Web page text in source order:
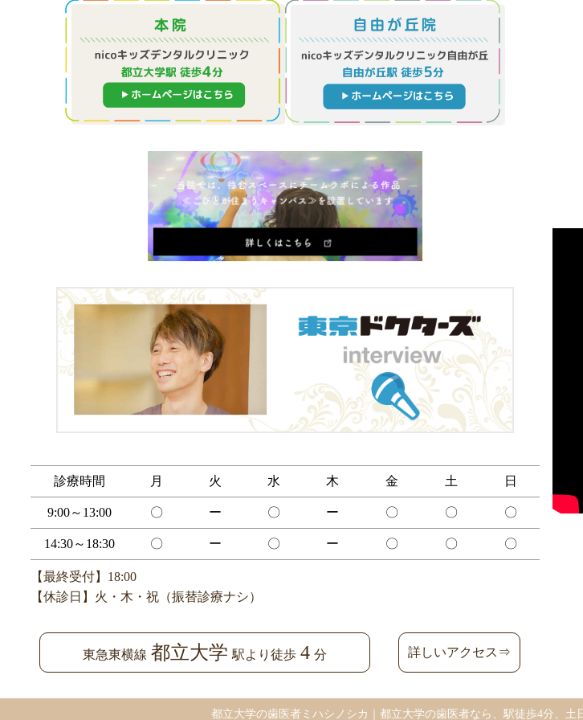
診療時間 月 火 水 木 金 土 日
9:00～13:00 〇 ー 〇 ー 〇 〇 〇
14:30～18:30 〇 ー 〇 ー 〇 〇 〇
【最終受付】18:00
【休診日】火・木・祝（振替診療ナシ）
東急東横線 都立大学 駅より徒歩 4 分 詳しいアクセス⇒
都立大学の歯医者ミハシノシカ｜都立大学の歯医者なら、駅徒歩4分、